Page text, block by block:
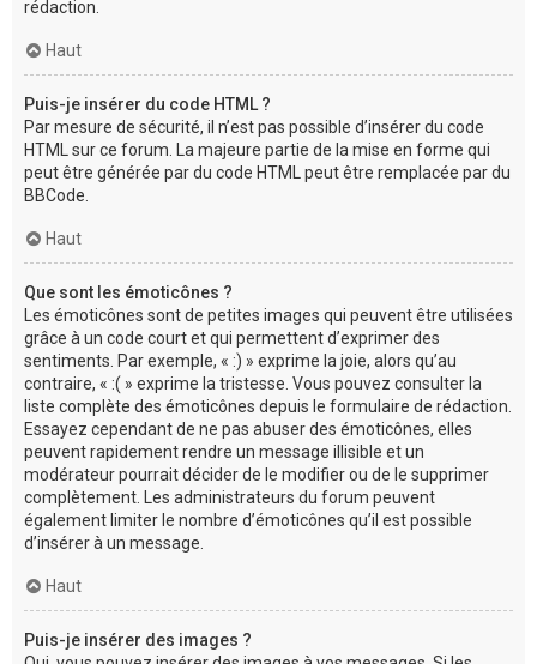
rédaction.
Haut
Puis-je insérer du code HTML ?
Par mesure de sécurité, il n’est pas possible d’insérer du code
HTML sur ce forum. La majeure partie de la mise en forme qui
peut être générée par du code HTML peut être remplacée par du
BBCode.
Haut
Que sont les émoticônes ?
Les émoticônes sont de petites images qui peuvent être utilisées
grâce à un code court et qui permettent d’exprimer des
sentiments. Par exemple, « :) » exprime la joie, alors qu’au
contraire, « :( » exprime la tristesse. Vous pouvez consulter la
liste complète des émoticônes depuis le formulaire de rédaction.
Essayez cependant de ne pas abuser des émoticônes, elles
peuvent rapidement rendre un message illisible et un
modérateur pourrait décider de le modifier ou de le supprimer
complètement. Les administrateurs du forum peuvent
également limiter le nombre d’émoticônes qu’il est possible
d’insérer à un message.
Haut
Puis-je insérer des images ?